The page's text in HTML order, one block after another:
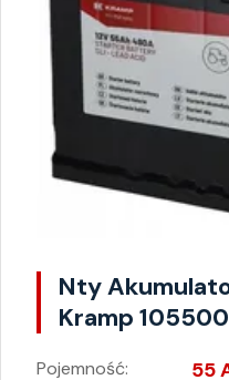
Nty
Kramp
Pojemność: 55